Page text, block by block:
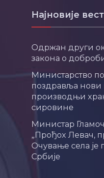
Најновије
Одржан други
закона о
Министарство
поздравља
производњи
сировине
Министар
„Прођох Левач,
Очување села је
Србије